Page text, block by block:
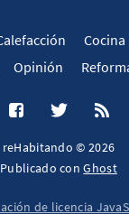
Cocina
Opinión
reHabitando © 2026
Publicado conGhost
de licencia